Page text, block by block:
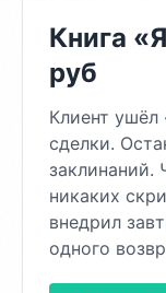
Книга
руб
Клиент ушёл
сделки.
заклинаний.
никаких
внедрил
одного